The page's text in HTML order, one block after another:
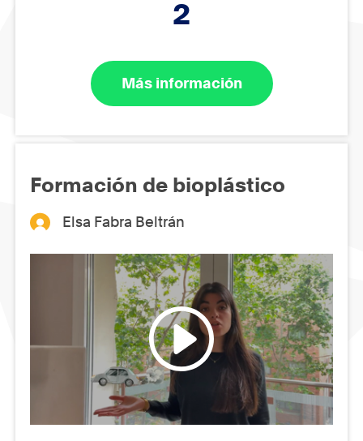
2
Más información
Formación de bioplástico
Elsa Fabra Beltrán